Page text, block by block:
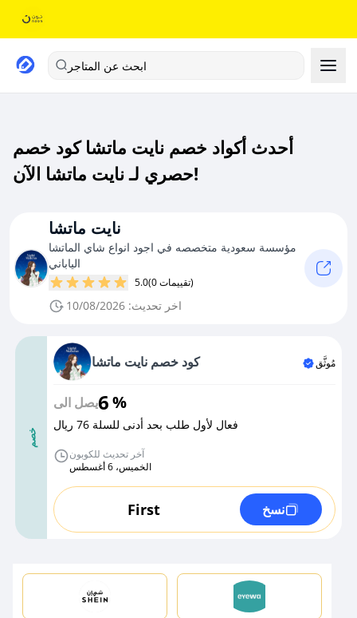
ابحث عن المتاجر
أحدث أكواد خصم نايت ماتشا كود خصم
حصري لـ نايت ماتشا الآن!
نايت ماتشا
مؤسسة سعودية متخصصه في اجود انواع شاي الماتشا
الياباني
5.0 (0 تقييمات)
اخر تحديث: 10/08/2026
خصم
كود خصم نايت ماتشا مُوثَّق
يصل الى6%
فعال لأول طلب بحد أدنى للسلة 76 ريال
آخر تحديث للكوبون
الخميس، 6 أغسطس
First نسخ